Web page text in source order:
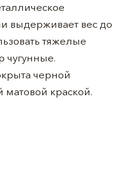
выдерживает вес до
тяжелые
чугунные.
черной
краской.